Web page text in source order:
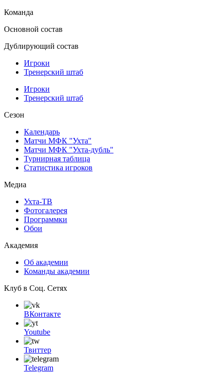
Команда
Основной состав
Дублирующий состав
Игроки
Тренерский штаб
Игроки
Тренерский штаб
Сезон
Календарь
Матчи МФК "Ухта"
Матчи МФК "Ухта-дубль"
Турнирная таблица
Статистика игроков
Медиа
Ухта-ТВ
Фотогалерея
Программки
Обои
Академия
Об академии
Команды академии
Клуб в Соц. Сетях
ВКонтакте
Youtube
Твиттер
Telegram